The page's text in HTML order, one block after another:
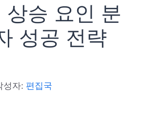
상승 요인 분
성공 전략
성자: 편집국